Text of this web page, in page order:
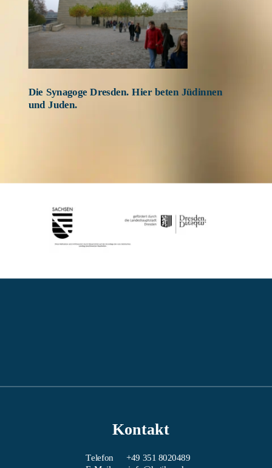
Die Synagoge Dresden. Hier beten Jüdinnen
und Juden.
Kontakt
Telefon
+49 351 8020489